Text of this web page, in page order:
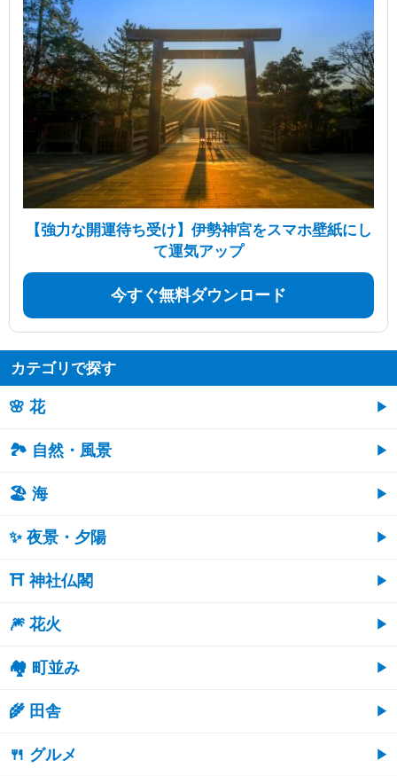
【強力な開運待ち受け】伊勢神宮をスマホ壁紙にし
て運気アップ
今すぐ無料ダウンロード
カテゴリで探す
🌸 花
🏞️ 自然・風景
🏖 海
✨ 夜景・夕陽
⛩ 神社仏閣
🎆 花火
🏘 町並み
🌾 田舎
🍴 グルメ